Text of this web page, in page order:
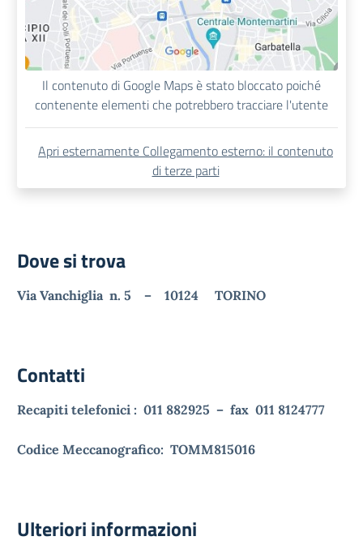
Il contenuto di Google Maps è stato bloccato poiché
contenente elementi che potrebbero tracciare l'utente
Apri esternamente Collegamento esterno: il contenuto
di terze parti
Dove si trova
Via Vanchiglia n. 5 – 10124 TORINO
Contatti
Recapiti telefonici : 011 882925 – fax 011 8124777
Codice Meccanografico: TOMM815016
Ulteriori informazioni